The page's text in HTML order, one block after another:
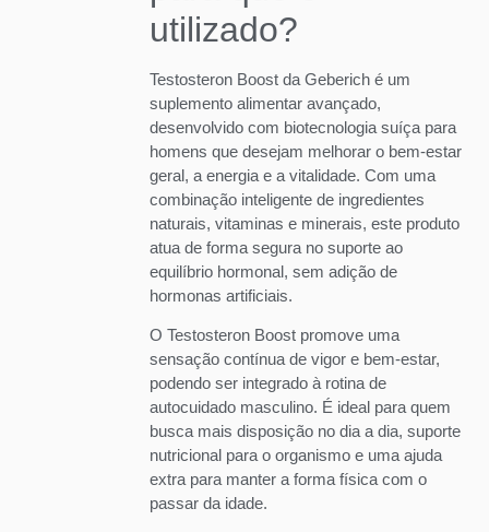
utilizado?
Testosteron Boost da Geberich é um
suplemento alimentar avançado,
desenvolvido com biotecnologia suíça para
homens que desejam melhorar o bem-estar
geral, a energia e a vitalidade. Com uma
combinação inteligente de ingredientes
naturais, vitaminas e minerais, este produto
atua de forma segura no suporte ao
equilíbrio hormonal, sem adição de
hormonas artificiais.
O Testosteron Boost promove uma
sensação contínua de vigor e bem-estar,
podendo ser integrado à rotina de
autocuidado masculino. É ideal para quem
busca mais disposição no dia a dia, suporte
nutricional para o organismo e uma ajuda
extra para manter a forma física com o
passar da idade.